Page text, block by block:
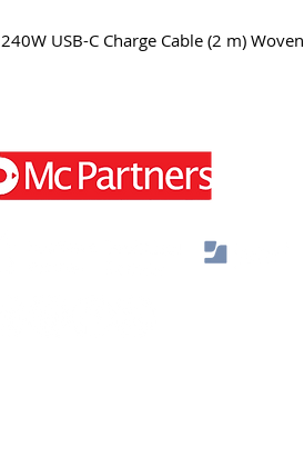
240W USB-C Charge Cable (2 m) Woven